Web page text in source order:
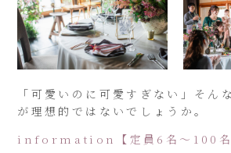
「可愛いのに可愛すぎない」そん
が理想的ではないでしょうか。
information【定員6名～100名